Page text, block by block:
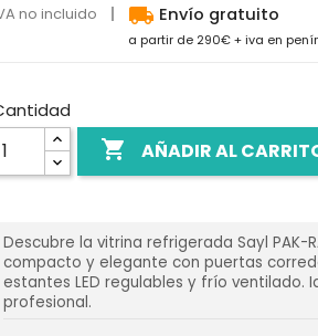
no incluido local_shipping Envío gratuito
a partir de 290€ + iva en
 AÑADIR AL
Descubre la vitrina refrigerada Sayl PAK-
compacto y elegante con puertas
estantes LED regulables y frío ventilado.
profesional.